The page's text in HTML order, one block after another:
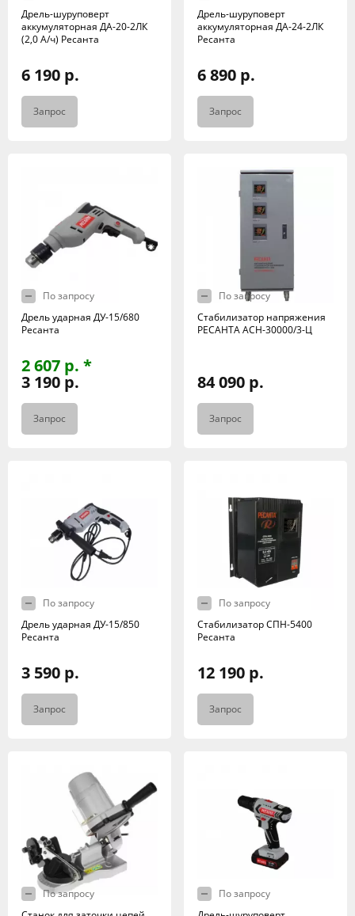
Дрель-шуруповерт
аккумуляторная ДА-20-2ЛК
(2,0 А/ч) Ресанта
6 190 р.
Запрос
Дрель-шуруповерт
аккумуляторная ДА-24-2ЛК
Ресанта
6 890 р.
Запрос
По запросу
Дрель ударная ДУ-15/680
Ресанта
2 607 р. *
3 190 р.
Запрос
По запросу
Стабилизатор напряжения
РЕСАНТА АСН-30000/3-Ц
84 090 р.
Запрос
По запросу
Дрель ударная ДУ-15/850
Ресанта
3 590 р.
Запрос
По запросу
Стабилизатор СПН-5400
Ресанта
12 190 р.
Запрос
По запросу
По запросу